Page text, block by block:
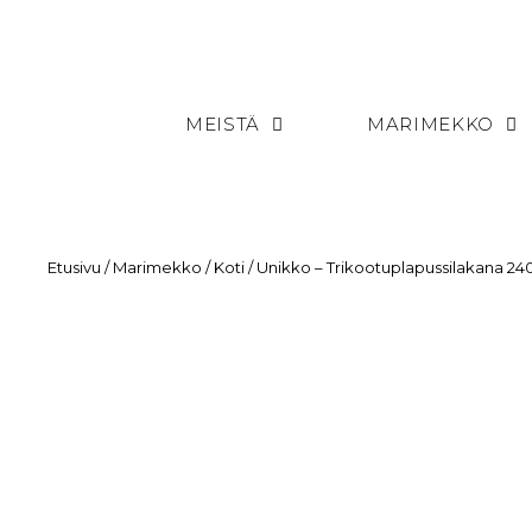
MEISTÄ MARIMEKKO
Etusivu /Marimekko /Koti/ Unikko – Trikootuplapussilakana